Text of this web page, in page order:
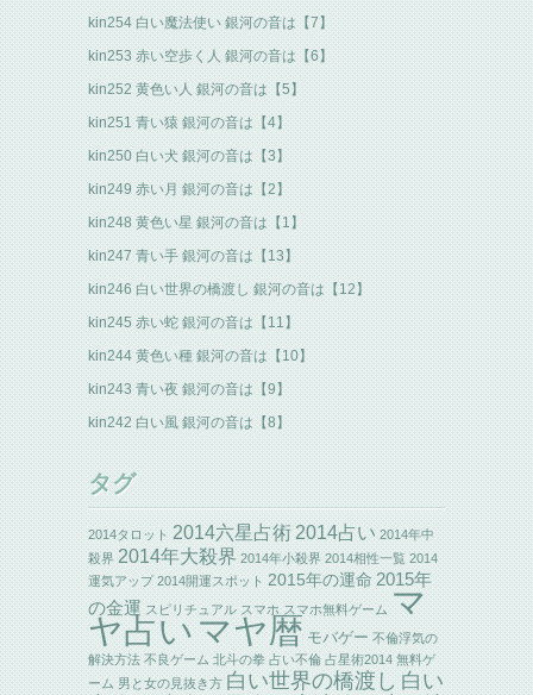
kin254 白い魔法使い 銀河の音は【7】
kin253 赤い空歩く人 銀河の音は【6】
kin252 黄色い人 銀河の音は【5】
kin251 青い猿 銀河の音は【4】
kin250 白い犬 銀河の音は【3】
kin249 赤い月 銀河の音は【2】
kin248 黄色い星 銀河の音は【1】
kin247 青い手 銀河の音は【13】
kin246 白い世界の橋渡し 銀河の音は【12】
kin245 赤い蛇 銀河の音は【11】
kin244 黄色い種 銀河の音は【10】
kin243 青い夜 銀河の音は【9】
kin242 白い風 銀河の音は【8】
タグ
2014タロット 2014六星占術 2014占い 2014年中
殺界 2014年大殺界 2014年小殺界 2014相性一覧 2014
運気アップ 2014開運スポット 2015年の運命 2015年
の金運 スピリチュアル スマホ スマホ無料ゲーム マ
ヤ占い マヤ暦 モバゲー 不倫浮気の
解決方法 不良ゲーム 北斗の拳 占い不倫 占星術2014 無料ゲ
ーム 男と女の見抜き方 白い世界の橋渡し 白い